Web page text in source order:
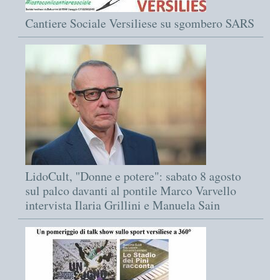
Cantiere Sociale Versiliese su sgombero SARS
LidoCult, "Donne e potere": sabato 8 agosto
sul palco davanti al pontile Marco Varvello
intervista Ilaria Grillini e Manuela Sain